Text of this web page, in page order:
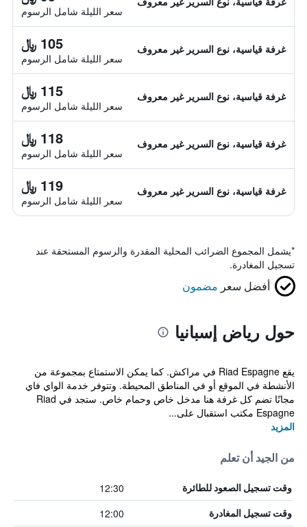
سعر الليلة شامل الرسوم
غرفة قياسية، نوع السرير غير معروف 105 ﷼
سعر الليلة شامل الرسوم
غرفة قياسية، نوع السرير غير معروف 115 ﷼
سعر الليلة شامل الرسوم
غرفة قياسية، نوع السرير غير معروف 118 ﷼
سعر الليلة شامل الرسوم
غرفة قياسية، نوع السرير غير معروف 119 ﷼
سعر الليلة شامل الرسوم
*يشمل المجموع الضرائب المحلية المقدرة والرسوم المستحقة عند
تسجيل المغادرة.
أفضل سعر مضمون
حول رياض إسبانيا
يقع Riad Espagne في مراكش. كما يمكن الاستمتاع بمجموعة من
الأنشطة في الموقع أو في المناطق المحيطة. وتتوفر خدمة الواي فاي
مجانًا تضم كل غرفة هنا مدخل خاص وحمام خاص. ستجد في Riad
Espagne مكتب استقبال على...
المزيد
من الجيد أن تعلم
وقت تسجيل الصعود للطائرة 12:30
وقت تسجيل المغادرة 12:00